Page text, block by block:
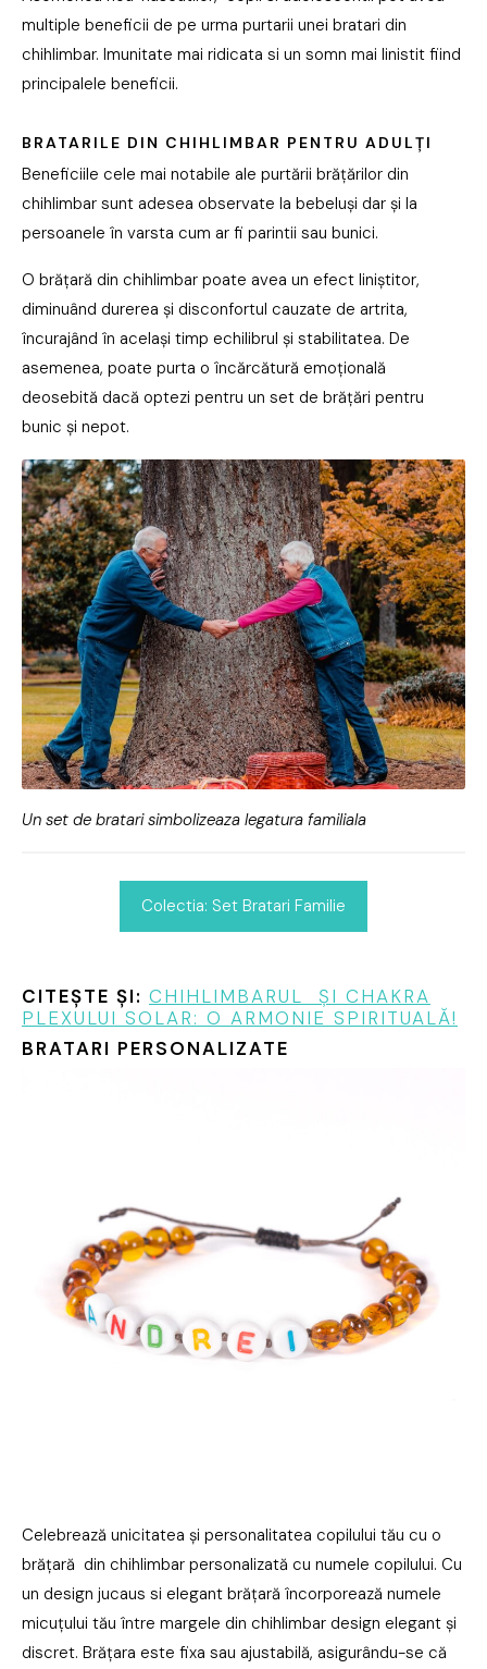
multiple beneficii de pe urma purtarii unei bratari din
chihlimbar. Imunitate mai ridicata si un somn mai linistit fiind
principalele beneficii.
BRATARILE DIN CHIHLIMBAR PENTRU ADULȚI
Beneficiile cele mai notabile ale purtării brățărilor din
chihlimbar sunt adesea observate la bebeluși dar și la
persoanele în varsta cum ar fi parintii sau bunici.
O brățară din chihlimbar poate avea un efect liniștitor,
diminuând durerea și disconfortul cauzate de artrita,
încurajând în același timp echilibrul și stabilitatea. De
asemenea, poate purta o încărcătură emoțională
deosebită dacă optezi pentru un set de brățări pentru
bunic și nepot.
Un set de bratari simbolizeaza legatura familiala
Colectia: Set Bratari Familie
CITEȘTE ȘI: CHIHLIMBARUL ȘI CHAKRA
PLEXULUI SOLAR: O ARMONIE SPIRITUALĂ!
BRATARI PERSONALIZATE
Celebrează unicitatea și personalitatea copilului tău cu o
brățară din chihlimbar personalizată cu numele copilului. Cu
un design jucaus si elegant brățară încorporează numele
micuțului tău între margele din chihlimbar design elegant și
discret. Brățara este fixa sau ajustabilă, asigurându-se că